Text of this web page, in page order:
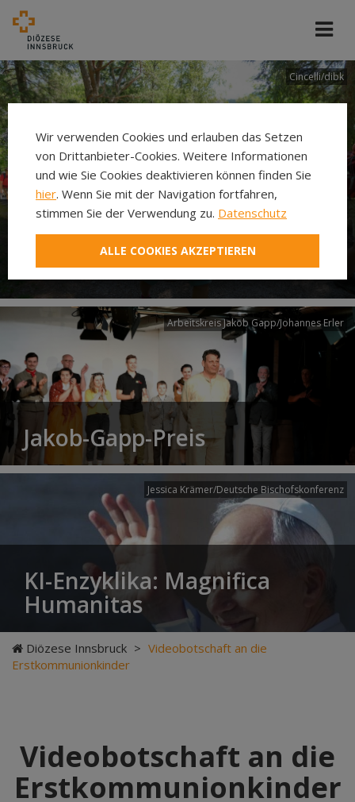
Cincelli/dibk
Neuer Pilgerweg Via
Laudato si’
Arbeitskreis Jakob Gapp/Johannes Erler
Jakob-Gapp-Preis
Jessica Krämer/Deutsche Bischofskonferenz
KI-Enzyklika: Magnifica
Humanitas
Diözese Innsbruck > Videobotschaft an die
Erstkommunionkinder
Videobotschaft an die
Erstkommunionkinder
Wir verwenden Cookies und erlauben das Setzen
von Drittanbieter-Cookies. Weitere Informationen
und wie Sie Cookies deaktivieren können finden Sie
hier. Wenn Sie mit der Navigation fortfahren,
stimmen Sie der Verwendung zu. Datenschutz
ALLE COOKIES AKZEPTIEREN